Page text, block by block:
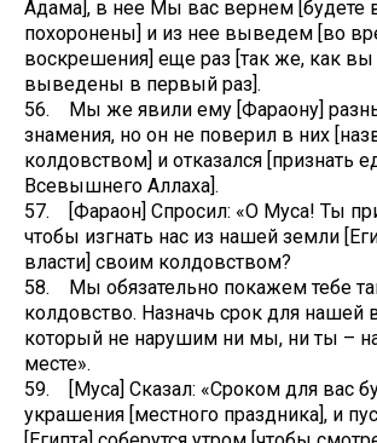
Адама], в нее Мы вас вернем [будете
похоронены] и из нее выведем [во
воскрешения] еще раз [так же, как
выведены в первый раз].
56. Мы же явили ему [Фараону]
знамения, но он не поверил в них
колдовством] и отказался [признать
Всевышнего Аллаха].
57. [Фараон] Спросил: «О Муса! Ты
чтобы изгнать нас из нашей земли
власти] своим колдовством?
58. Мы обязательно покажем тебе
колдовство. Назначь срок для нашей
который не нарушим ни мы, ни ты –
месте».
59. [Муса] Сказал: «Сроком для вас
украшения [местного праздника], и